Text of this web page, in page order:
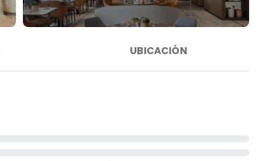
UBICACIÓN